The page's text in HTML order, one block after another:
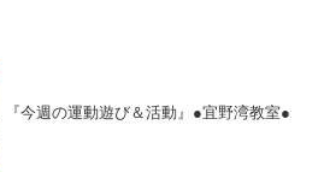
『今週の運動遊び＆活動』●宜野湾教室●